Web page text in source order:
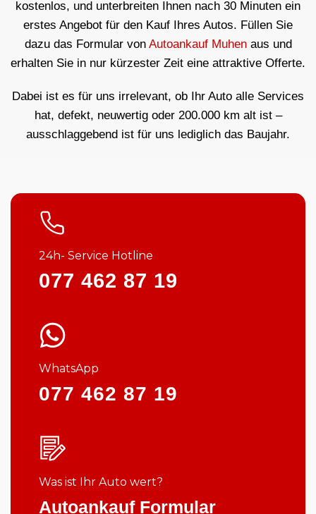
kostenlos, und unterbreiten Ihnen nach 30 Minuten ein
erstes Angebot für den Kauf Ihres Autos. Füllen Sie
dazu das Formular von Autoankauf Muhenaus und
erhalten Sie in nur kürzester Zeit eine attraktive Offerte.
Dabei ist es für uns irrelevant, ob Ihr Auto alle Services
hat, defekt, neuwertig oder 200.000 km alt ist –
ausschlaggebend ist für uns lediglich das Baujahr.
24h- Service Hotline
077 462 87 19
WhatsApp
077 462 87 19
Was ist Ihr Auto wert?
Autoankauf Formular